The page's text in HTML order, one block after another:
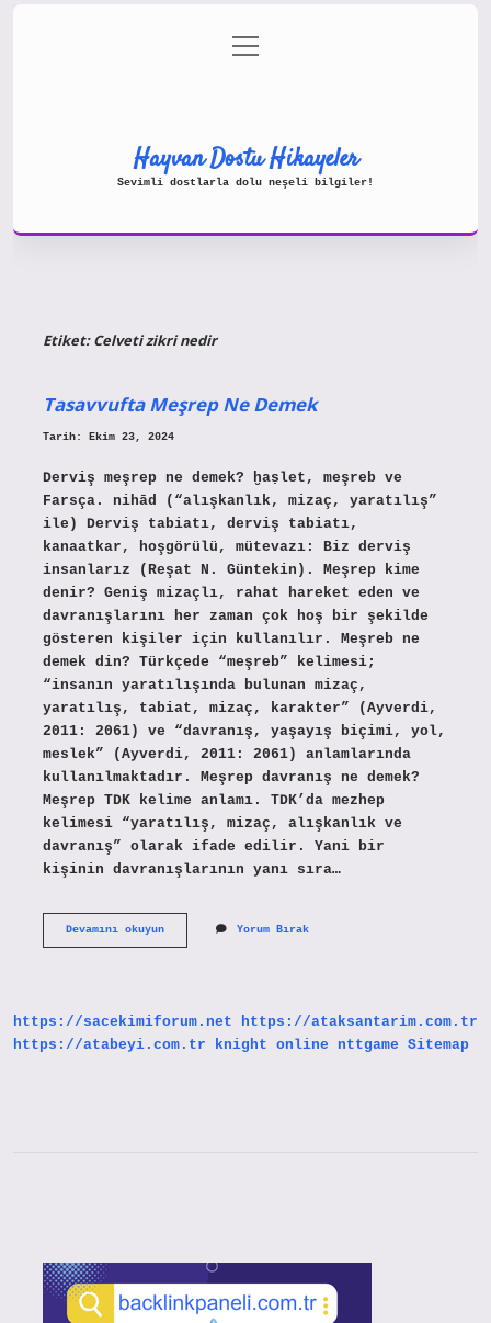
Gizlilik Politikası
menüyü
aç
Hayvan Dostu Hikayeler
Sevimli dostlarla dolu neşeli bilgiler!
Etiket:Celveti zikri nedir
Tasavvufta Meşrep Ne Demek
Tarih: Ekim 23, 2024
Derviş meşrep ne demek? ḫaṣlet, meşreb ve
Farsça. nihād (“alışkanlık, mizaç, yaratılış”
ile) Derviş tabiatı, derviş tabiatı,
kanaatkar, hoşgörülü, mütevazı: Biz derviş
insanlarız (Reşat N. Güntekin). Meşrep kime
denir? Geniş mizaçlı, rahat hareket eden ve
davranışlarını her zaman çok hoş bir şekilde
gösteren kişiler için kullanılır. Meşreb ne
demek din? Türkçede “meşreb” kelimesi;
“insanın yaratılışında bulunan mizaç,
yaratılış, tabiat, mizaç, karakter” (Ayverdi,
2011: 2061) ve “davranış, yaşayış biçimi, yol,
meslek” (Ayverdi, 2011: 2061) anlamlarında
kullanılmaktadır. Meşrep davranış ne demek?
Meşrep TDK kelime anlamı. TDK’da mezhep
kelimesi “yaratılış, mizaç, alışkanlık ve
davranış” olarak ifade edilir. Yani bir
kişinin davranışlarının yanı sıra…
Devamını okuyunTasavvufta
Yorum Bırak
https://sacekimiforum.net
https://ataksantarim.com.tr
https://atabeyi.com.tr
knight online nttgame Sitemap